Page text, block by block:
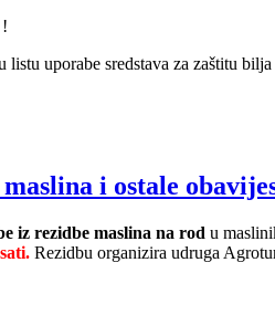
uporabe sredstava za zaštitu bilja
i ostale
iz rezidbe maslina na rod u
Rezidbu organizira udruga